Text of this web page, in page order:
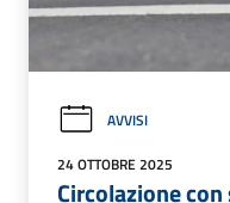
AVVISI
24 OTTOBRE 2025
Circolazione